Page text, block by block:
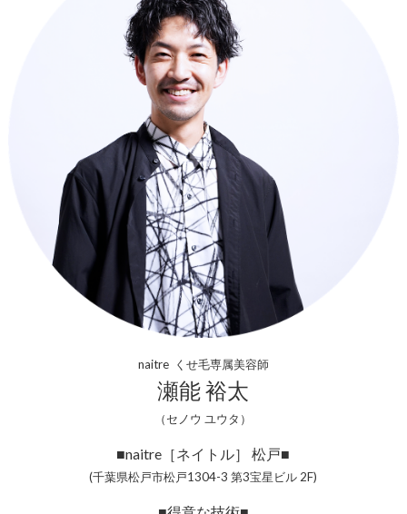
naitre くせ毛専属美容師
瀬能 裕太
（セノウ ユウタ）
■naitre［ネイトル］ 松戸■
(千葉県松戸市松戸1304-3 第3宝星ビル 2F)